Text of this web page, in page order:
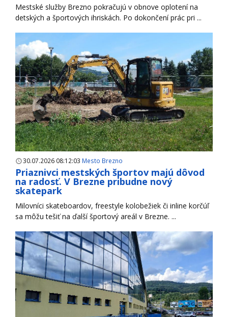
Mestské služby Brezno pokračujú v obnove oplotení na
detských a športových ihriskách. Po dokončení prác pri ...
30.07.2026 08:12:03 Mesto Brezno
Priaznivci mestských športov majú dôvod
na radosť. V Brezne pribudne nový
skatepark
Milovníci skateboardov, freestyle kolobežiek či inline korčúľ
sa môžu tešiť na ďalší športový areál v Brezne. ...